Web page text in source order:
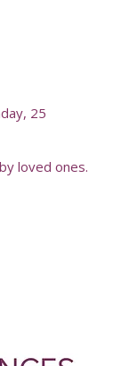
25
loved ones.